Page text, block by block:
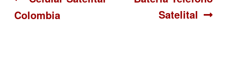
de
Colombia
Satelital